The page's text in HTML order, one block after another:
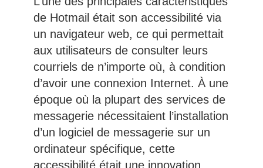
de Hotmail était son accessibilité via
un navigateur web, ce qui permettait
aux utilisateurs de consulter leurs
courriels de n’importe où, à condition
d’avoir une connexion Internet. À une
époque où la plupart des services de
messagerie nécessitaient l’installation
d’un logiciel de messagerie sur un
ordinateur spécifique, cette
accessibilité était une innovation